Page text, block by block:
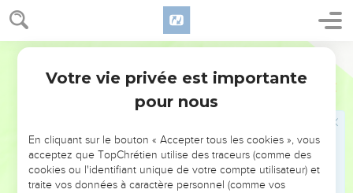
2 Corinthiens 1
17 En voulant cela, ai-je donc usé de légèreté ? Ou bien, mes
résolutions sont-elles des résolutions selon la chair, de sorte
qu’il y ait en moi le oui et le non ?
Aussi vrai que Dieu est fidèle, la parole que nous vous
avons adressée n’a pas été oui et non.
nous au milieu de vous, par moi, par Silvain et par Timothée,
n’a pas été oui et non, mais en lui il n’y a que oui.
Toutes les promesses de Dieu sont ce oui en lui. C’est
Votre vie privée est importante
pour nous
En cliquant sur le bouton « Accepter tous les cookies », vous
acceptez que TopChrétien utilise des traceurs (comme des
cookies ou l'identifiant unique de votre compte utilisateur) et
traite vos données à caractère personnel (comme vos